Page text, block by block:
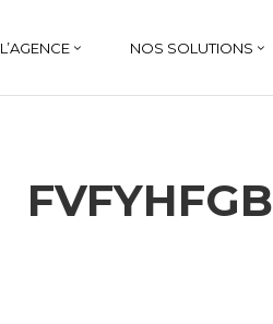
L’AGENCE NOS SOLUTIONS
FVFYHFGB